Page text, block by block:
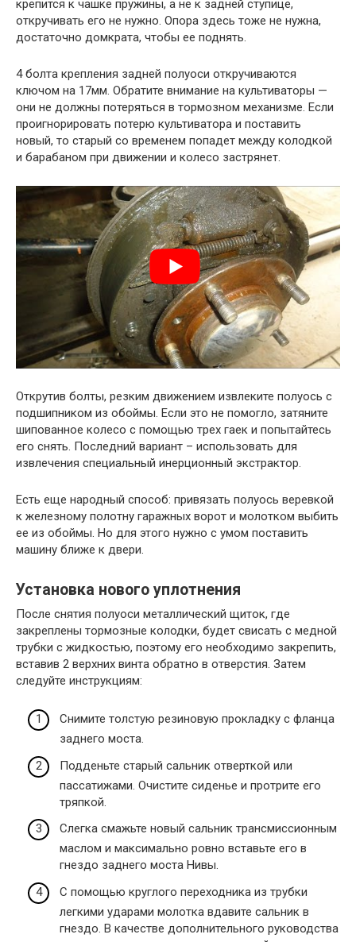
крепится к чашке пружины, а не к задней ступице,
откручивать его не нужно. Опора здесь тоже не нужна,
достаточно домкрата, чтобы ее поднять.
4 болта крепления задней полуоси откручиваются
ключом на 17мм. Обратите внимание на культиваторы —
они не должны потеряться в тормозном механизме. Если
проигнорировать потерю культиватора и поставить
новый, то старый со временем попадет между колодкой
и барабаном при движении и колесо застрянет.
Открутив болты, резким движением извлеките полуось с
подшипником из обоймы. Если это не помогло, затяните
шипованное колесо с помощью трех гаек и попытайтесь
его снять. Последний вариант – использовать для
извлечения специальный инерционный экстрактор.
Есть еще народный способ: привязать полуось веревкой
к железному полотну гаражных ворот и молотком выбить
ее из обоймы. Но для этого нужно с умом поставить
машину ближе к двери.
Установка нового уплотнения
После снятия полуоси металлический щиток, где
закреплены тормозные колодки, будет свисать с медной
трубки с жидкостью, поэтому его необходимо закрепить,
вставив 2 верхних винта обратно в отверстия. Затем
следуйте инструкциям:
Снимите толстую резиновую прокладку с фланца
заднего моста.
Подденьте старый сальник отверткой или
пассатижами. Очистите сиденье и протрите его
тряпкой.
Слегка смажьте новый сальник трансмиссионным
маслом и максимально ровно вставьте его в
гнездо заднего моста Нивы.
С помощью круглого переходника из трубки
легкими ударами молотка вдавите сальник в
гнездо. В качестве дополнительного руководства